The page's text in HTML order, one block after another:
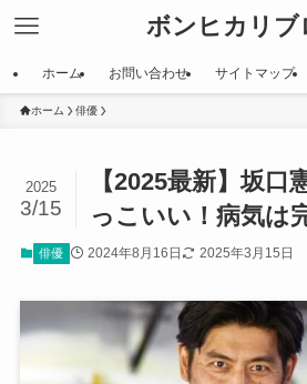
ボンヒカリブ
ホーム お問い合わせ サイトマップ
ホーム 俳優
【2025最新】坂口
っこいい！病気は
2025
3/15
俳優 2024年8月16日 2025年3月15日